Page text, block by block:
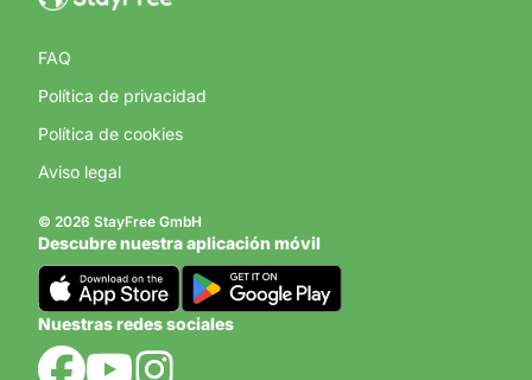
FAQ
Política de privacidad
Política de cookies
Aviso legal
© 2026 StayFree GmbH
Descubre nuestra aplicación móvil
Nuestras redes sociales